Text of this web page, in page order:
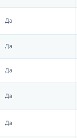
Да
Да
Да
Да
Да